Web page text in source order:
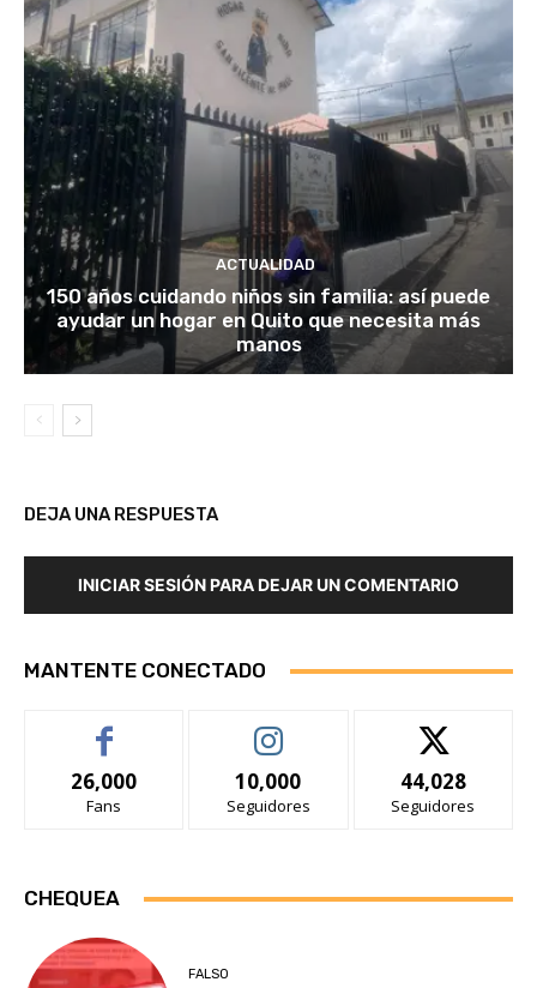
ACTUALIDAD
150 años cuidando niños sin familia: así puede
ayudar un hogar en Quito que necesita más
manos
DEJA UNA RESPUESTA
INICIAR SESIÓN PARA DEJAR UN COMENTARIO
MANTENTE CONECTADO
26,000
Fans
10,000
Seguidores
44,028
Seguidores
CHEQUEA
FALSO